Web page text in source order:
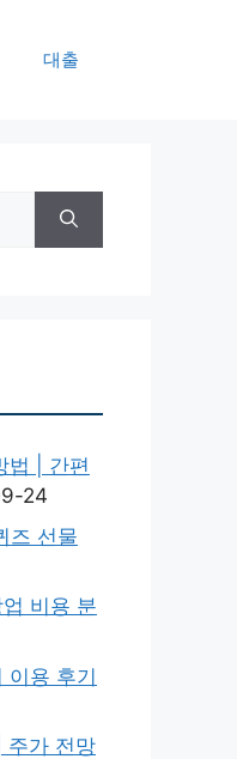
대출
법 | 간편
24
즈 선물
비용 분
이용 후기
주가 전망